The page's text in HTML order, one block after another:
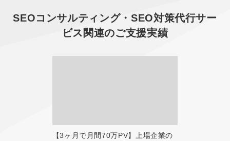
SEOコンサルティング・SEO対策代行サー
ビス 関連のご支援実績
【3ヶ月で月間70万PV】上場企業の